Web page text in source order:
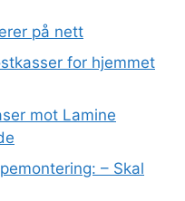
på nett
for hjemmet
mot Lamine
– Skal